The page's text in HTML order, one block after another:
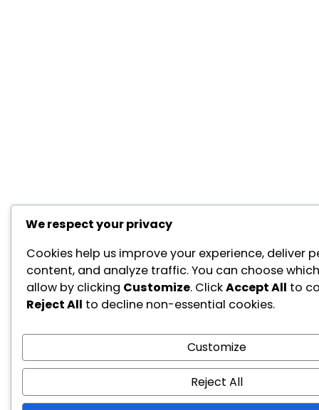
We respect your privacy
Cookies help us improve your experience, deliver
content, and analyze traffic. You can choose
allow by clicking Customize. ClickAccept All to
Reject All to decline non-essential cookies.
Customize
Reject All